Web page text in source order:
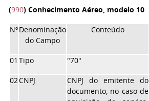
(990) Conhecimento Aéreo, modelo 10
NºDenominação
do Campo
Conteúdo
01 Tipo "70"
02CNPJ
CNPJ do emitente do
documento, no caso de